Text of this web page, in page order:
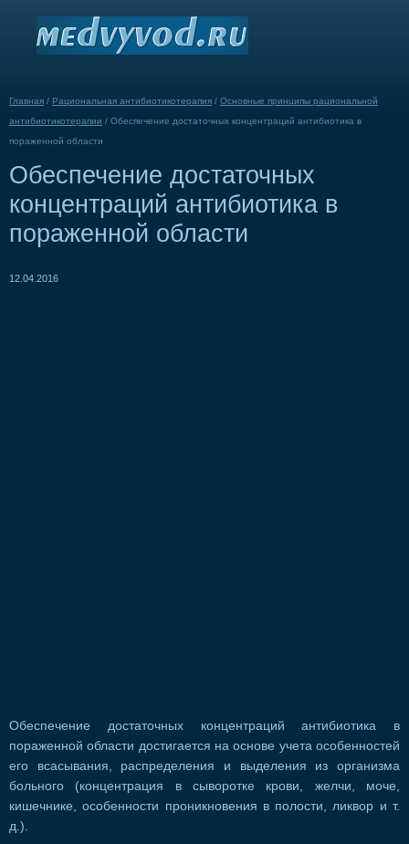
Главная / Рациональная антибиотикотерапия / Основные принципы рациональной
антибиотикотерапии / Обеспечение достаточных концентраций антибиотика в
пораженной области
Обеспечение достаточных
концентраций антибиотика в
пораженной области
12.04.2016
Обеспечение достаточных концентраций антибиотика в
пораженной области достигается на основе учета особенностей
его всасывания, распределения и выделения из организма
больного (концентрация в сыворотке крови, желчи, моче,
кишечнике, особенности проникновения в полости, ликвор и т.
д.).